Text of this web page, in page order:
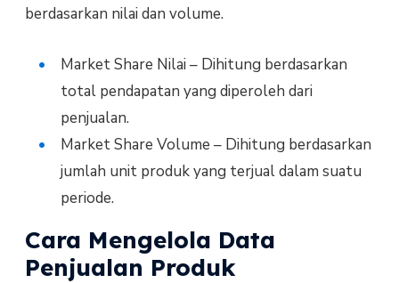
berdasarkan nilai dan volume.
Market Share Nilai – Dihitung berdasarkan
total pendapatan yang diperoleh dari
penjualan.
Market Share Volume – Dihitung berdasarkan
jumlah unit produk yang terjual dalam suatu
periode.
Cara Mengelola Data
Penjualan Produk